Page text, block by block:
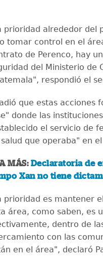
prioridad alrededor del
tomar control en el
de Perenco, hay
del Ministerio de
respondió el
que estas acciones
donde las
el servicio de
que operaba" en
MÁS: Declaratoria de
Xan no tiene
prioridad es mantener
área, como saben, es
dentro de
con las
en el área", declaró